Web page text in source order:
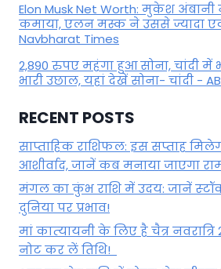
Elon Musk Net Worth: मुकेश अंबानी
कमाया, एलन मस्क ने उससे ज्यादा
Navbharat Times
2,890 रुपए महंगा हुआ सोना, चांदी में
भारी उछाल, यहां देखें सोना- चांदी -
RECENT POSTS
साप्ताहिक राशिफल: इस सप्ताह
आशीर्वाद, जानें कब मनाया जाएगा
मंगल का कुंभ राशि में उदय: जानें
दुनिया पर प्रभाव!
मां कात्‍यायनी के लिए है चैत्र नवरात्रि
नोट कर लें तिथि!